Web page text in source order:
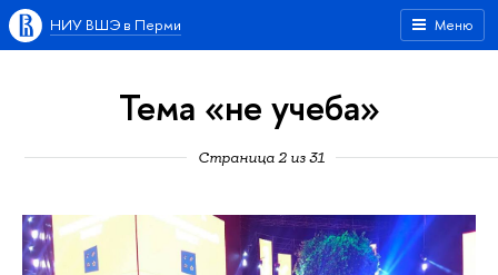
Меню
НИУ ВШЭ в Перми
Тема «не учеба»
Страница 2 из 31